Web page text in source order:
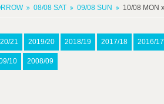
08/08 SAT 09/08 SUN 10/08 MON
21 2019/20 2018/19 2017/18 2016/17
10 2008/09